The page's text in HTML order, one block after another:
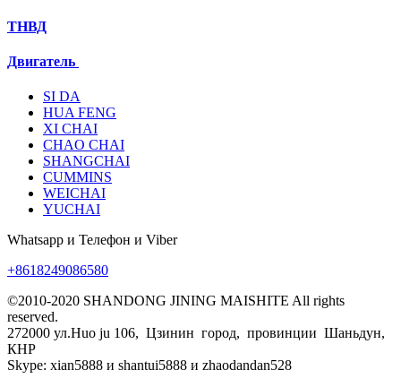
ТНВД
Двигатель
SI DA
HUA FENG
XI CHAI
CHAO CHAI
SHANGCHAI
CUMMINS
WEICHAI
YUCHAI
Whatsapp и Телефон и Viber
+8618249086580
©2010-2020 SHANDONG JINING MAISHITE All rights
reserved.
272000 ул.Huo ju 106, Цзинин город, провинции Шаньдун,
КНР
Skype: xian5888 и shantui5888 и zhaodandan528